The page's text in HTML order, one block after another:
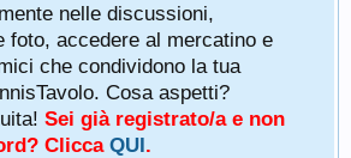
nelle discussioni,
foto, accedere al mercatino e
che condividono la tua
Cosa aspetti?
Sei già registrato/a e non
Clicca QUI.